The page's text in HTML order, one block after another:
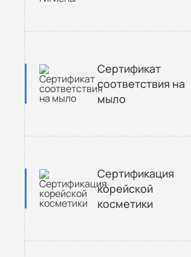
Сертификат
соответствия на
мыло
Сертификация
корейской
косметики